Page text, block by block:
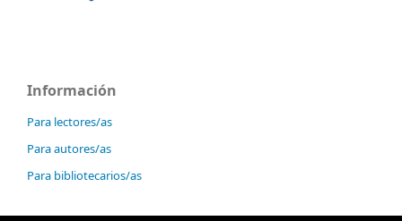
Información
Para lectores/as
Para autores/as
Para bibliotecarios/as